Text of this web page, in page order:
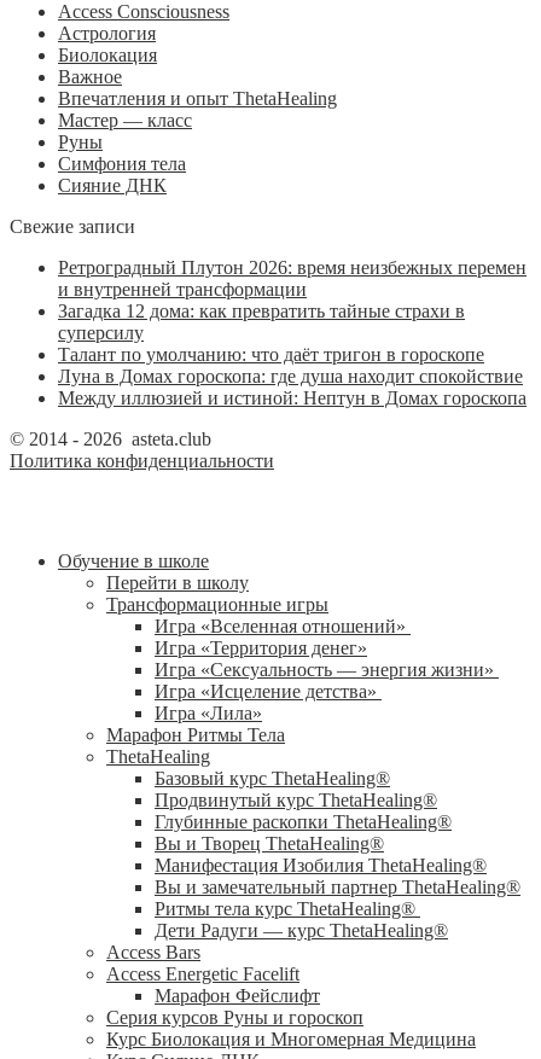
Access Consciousness
Астрология
Биолокация
Важное
Впечатления и опыт ThetaHealing
Мастер — класс
Руны
Симфония тела
Сияние ДНК
Свежие записи
Ретроградный Плутон 2026: время неизбежных перемен
и внутренней трансформации
Загадка 12 дома: как превратить тайные страхи в
суперсилу
Талант по умолчанию: что даёт тригон в гороскопе
Луна в Домах гороскопа: где душа находит спокойствие
Между иллюзией и истиной: Нептун в Домах гороскопа
© 2014 - 2026 asteta.club
Политика конфиденциальности
Обучение в школе
Перейти в школу
Трансформационные игры
Игра «Вселенная отношений»
Игра «Территория денег»
Игра «Сексуальность — энергия жизни»
Игра «Исцеление детства»
Игра «Лила»
Марафон Ритмы Тела
ThetaHealing
Базовый курс ThetaHealing®
Продвинутый курс ThetaHealing®
Глубинные раскопки ThetaHealing®
Вы и Творец ThetaHealing®
Манифестация Изобилия ThetaHealing®
Вы и замечательный партнер ThetaHealing®
Ритмы тела курс ThetaHealing®
Дети Радуги — курс ThetaHealing®
Access Bars
Access Energetic Facelift
Марафон Фейслифт
Серия курсов Руны и гороскоп
Курс Биолокация и Многомерная Медицина